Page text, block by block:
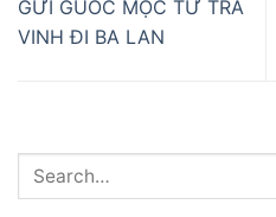
GỬI GUỐC MỘC TỪ TRÀ
VINH ĐI BA LAN